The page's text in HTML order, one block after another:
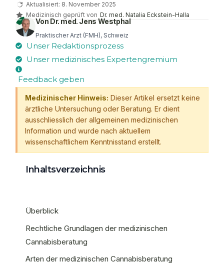
Aktualisiert: 8. November 2025
Medizinisch geprüft von Dr. med. Natalia Eckstein-Halla
Von Dr. med. Jens Westphal
Praktischer Arzt (FMH), Schweiz
Unser Redaktionsprozess
Unser medizinisches Expertengremium
Feedback geben
Medizinischer Hinweis: Dieser Artikel ersetzt keine
ärztliche Untersuchung oder Beratung. Er dient
ausschliesslich der allgemeinen medizinischen
Information und wurde nach aktuellem
wissenschaftlichem Kenntnisstand erstellt.
Inhaltsverzeichnis
Überblick
Rechtliche Grundlagen der medizinischen
Cannabisberatung
Arten der medizinischen Cannabisberatung